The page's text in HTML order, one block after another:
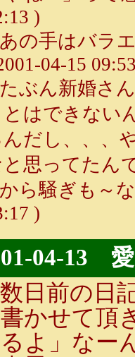
)
あの手はバラ
04-15
たぶん新婚さ
とはできない
んだし、、、
と思ってたん
から騒ぎも～
)
04-13
日前の日
かせて頂
よ」なー